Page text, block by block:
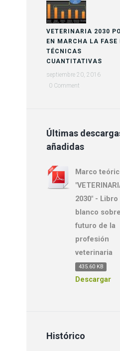
VETERINARIA 2030
EN MARCHA LA FASE
TÉCNICAS
CUANTITATIVAS
septiembre 20, 2016
0
Últimas
añadidas
Marco
2030" - Libro
blanco
futuro de la
profesión
veterinaria
435.60 KB
Descargar
Histórico